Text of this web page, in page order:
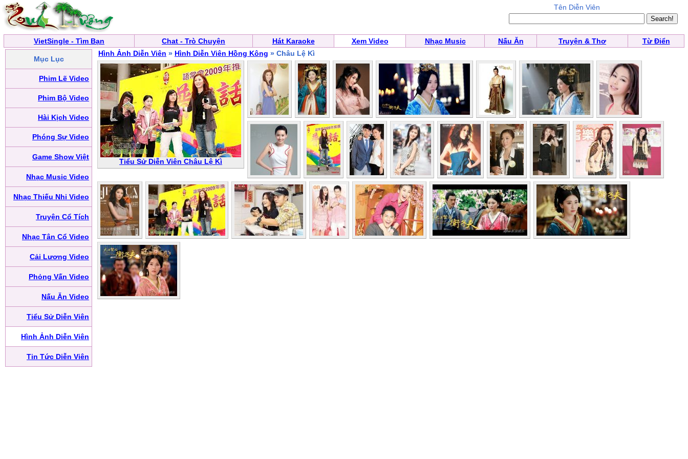
Tên Diễn Viên
VietSingle - Tìm Bạn Chat - Trò Chuyện Hát Karaoke Xem Video Nhạc Music Nấu Ăn Truyện & Thơ Từ Điển
Mục Lục
Phim Lẽ Video
Phim Bộ Video
Hài Kịch Video
Phóng Sự Video
Game Show Việt
Nhạc Music Video
Nhạc Thiếu Nhi Video
Truyện Cổ Tích
Nhạc Tân Cổ Video
Cải Lương Video
Phỏng Vấn Video
Nấu Ăn Video
Tiểu Sử Diễn Viên
Hình Ảnh Diễn Viên
Tin Tức Diễn Viên
Hình Ảnh Diễn Viên » Hình Diễn Viên Hồng Kông » Châu Lệ Kì
Tiểu Sử Diễn Viên Châu Lệ Kì